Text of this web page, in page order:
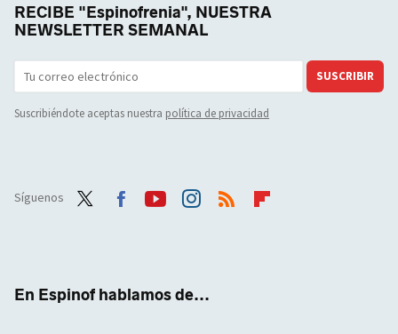
RECIBE "Espinofrenia", NUESTRA
NEWSLETTER SEMANAL
SUSCRIBIR
Suscribiéndote aceptas nuestra política de privacidad
Síguenos
En Espinof hablamos de...